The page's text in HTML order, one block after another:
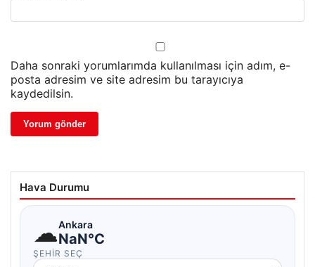
Daha sonraki yorumlarımda kullanılması için adım, e-
posta adresim ve site adresim bu tarayıcıya
kaydedilsin.
Hava Durumu
☁Ankara
NaN°C
ŞEHIR SEÇ